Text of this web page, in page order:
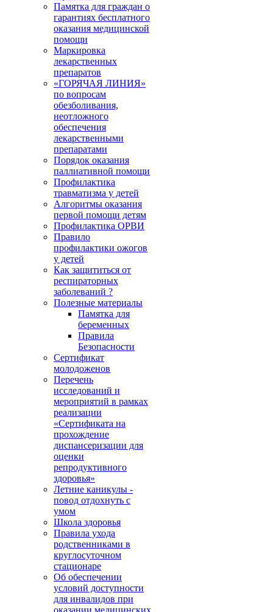
Памятка для граждан о
гарантиях бесплатного
оказания медицинской
помощи
Маркировка
лекарственных
препаратов
«ГОРЯЧАЯ ЛИНИЯ»
по вопросам
обезболивания,
неотложного
обеспечения
лекарственными
препаратами
Порядок оказания
паллиативной помощи
Профилактика
травматизма у детей
Алгоритмы оказания
первой помощи детям
Профилактика ОРВИ
Правило
профилактики ожогов
у детей
Как защититься от
респираторных
заболеваний ?
Полезные материалы
Памятка для
беременных
Правила
Безопасности
Сертификат
молодоженов
Перечень
исследований и
мероприятий в рамках
реализации
«Сертификата на
прохождение
диспансеризации для
оценки
репродуктивного
здоровья»
Летние каникулы -
повод отдохнуть с
умом
Школа здоровья
Правила ухода
родственниками в
круглосуточном
стационаре
Об обеспечении
условий доступности
для инвалидов при
оказании медицинских